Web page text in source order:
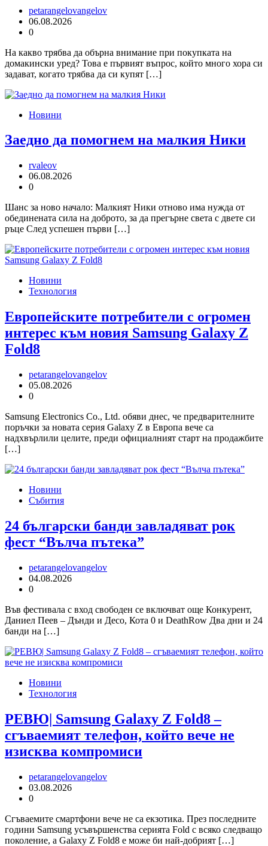
petarangelovangelov
06.08.2026
0
На какво трябва да обърна внимание при покупката на
домакински уред? Това е първият въпрос, който много хора си
задават, когато трябва да си купят […]
Новини
Заедно да помогнем на малкия Ники
rvaleov
06.08.2026
0
Шанс за ново начало: Малкият Ники отново има нужда от
обединената сила на доброто, за да прегърне света с двете си
ръце След успешен първи […]
Новини
Технология
Европейските потребители с огромен
интерес към новия Samsung Galaxy Z
Fold8
petarangelovangelov
05.08.2026
0
Samsung Electronics Co., Ltd. обяви днес, че предварителните
поръчки за новата серия Galaxy Z в Европа вече са
надхвърлили целите, преди официалният старт на продажбите
[…]
Новини
Събития
24 български банди завладяват рок
фест “Вълча пътека”
petarangelovangelov
04.08.2026
0
Във фестивала с вход свободен се включват още Конкурент,
Даниел Пеев – Дънди и Десо, Кота 0 и DeathRow Два дни и 24
банди на […]
Новини
Технология
РЕВЮ| Samsung Galaxy Z Fold8 –
сгъваемият телефон, който вече не
изисква компромиси
petarangelovangelov
03.08.2026
0
Сгъваемите смартфони вече не са екзотика. През последните
години Samsung усъвършенства серията Fold с всяко следващо
поколение, а Galaxy Z Fold8 е може би най-добрият […]